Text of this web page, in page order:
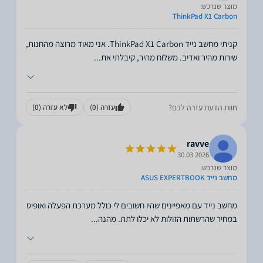
מוצר שנרכש:
ThinkPad X1 Carbon
קניתי מחשב נייד ThinkPad X1 Carbon. אני מאוד מרוצה מהחנות,
שירות מהיר ואדיב. משלוח מהיר, קיבלתי את...
חוות הדעת עזרה לכם? עזרה (0) לא עזרה (0)
ravve
30.03.2026
מוצר שנרכש:
מחשב נייד ASUS EXPERTBOOK
מחשב נייד עם מאפיינים שהיו חשובים לי כולל מערכת הפעלה ואופיס
במחיר שהרשתות הזולות לא יכלו לתת. מהנה...